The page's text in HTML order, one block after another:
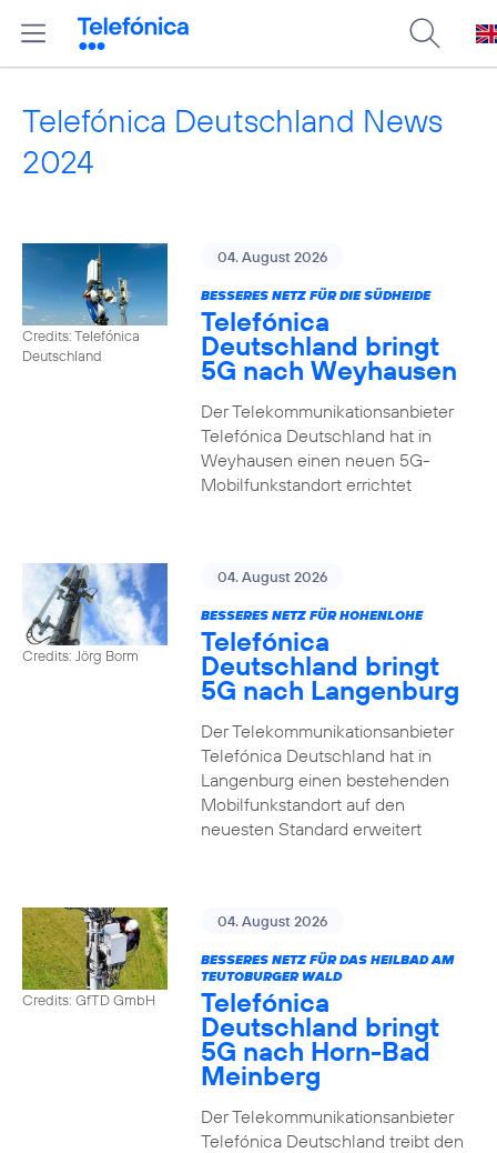
Telefónica Deutschland News
2024
Credits: Telefónica
Deutschland
04. August 2026
BESSERES NETZ FÜR DIE SÜDHEIDE
Telefónica
Deutschland bringt
5G nach Weyhausen
Der Telekommunikationsanbieter
Telefónica Deutschland hat in
Weyhausen einen neuen 5G-
Mobilfunkstandort errichtet
Credits: Jörg Borm
04. August 2026
BESSERES NETZ FÜR HOHENLOHE
Telefónica
Deutschland bringt
5G nach Langenburg
Der Telekommunikationsanbieter
Telefónica Deutschland hat in
Langenburg einen bestehenden
Mobilfunkstandort auf den
neuesten Standard erweitert
Credits: GfTD GmbH
04. August 2026
BESSERES NETZ FÜR DAS HEILBAD AM
TEUTOBURGER WALD
Telefónica
Deutschland bringt
5G nach Horn-Bad
Meinberg
Der Telekommunikationsanbieter
Telefónica Deutschland treibt den